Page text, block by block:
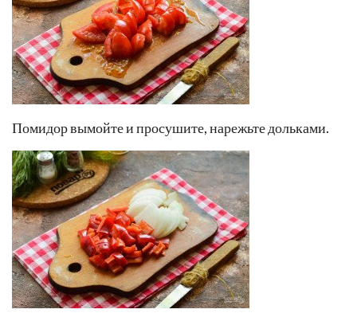
Помидор вымойте и просушите, нарежьте дольками.